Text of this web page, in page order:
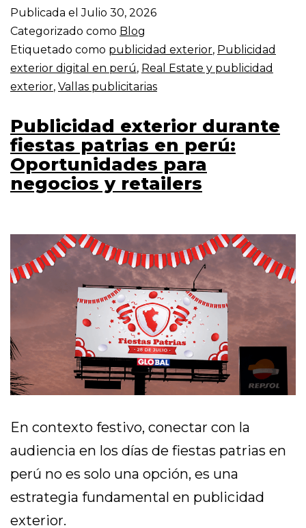
Publicada elJulio 30, 2026
Categorizado como Blog
Etiquetado como publicidad exterior, Publicidad
exterior digital en perú, Real Estate y publicidad
exterior, Vallas publicitarias
Publicidad exterior durante
fiestas patrias en perú:
Oportunidades para
negocios y retailers
En contexto festivo, conectar con la
audiencia en los días de fiestas patrias en
perú no es solo una opción, es una
estrategia fundamental en publicidad
exterior.